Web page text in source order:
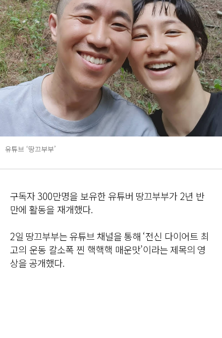
유튜브 ‘땅끄부부’
구독자 300만명을 보유한 유튜버 땅끄부부가 2년 반
만에 활동을 재개했다.
2일 땅끄부부는 유튜브 채널을 통해 ‘전신 다이어트 최
고의 운동 칼소폭 찐 핵핵핵 매운맛’이라는 제목의 영
상을 공개했다.